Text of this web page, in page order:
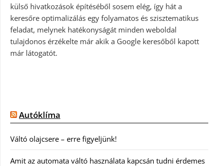
külső hivatkozások építéséből sosem elég, így hát a
keresőre optimalizálás egy folyamatos és szisztematikus
feladat, melynek hatékonyságát minden weboldal
tulajdonos érzékelte már akik a Google keresőből kapott
már látogatót.
Autóklíma
Váltó olajcsere – erre figyeljünk!
Amit az automata váltó használata kapcsán tudni érdemes